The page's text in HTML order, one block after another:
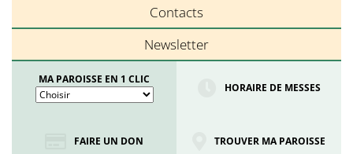
Contacts
Newsletter
MA PAROISSE EN 1 CLIC
HORAIRE DE MESSES
FAIRE UN DON TROUVER MA PAROISSE